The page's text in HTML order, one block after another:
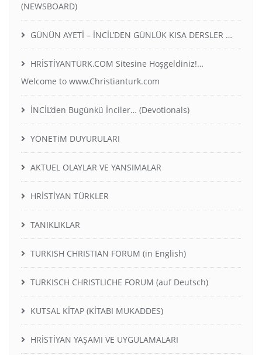
(NEWSBOARD)
GÜNÜN AYETİ – İNCİL’DEN GÜNLÜK KISA DERSLER …
HRİSTİYANTÜRK.COM Sitesine Hoşgeldiniz!…
Welcome to www.Christianturk.com
İNCİL’den Bugünkü İnciler… (Devotionals)
YÖNETiM DUYURULARI
AKTUEL OLAYLAR VE YANSIMALAR
HRİSTİYAN TÜRKLER
TANIKLIKLAR
TURKISH CHRISTIAN FORUM (in English)
TURKISCH CHRISTLICHE FORUM (auf Deutsch)
KUTSAL KİTAP (KİTABI MUKADDES)
HRİSTİYAN YAŞAMI VE UYGULAMALARI